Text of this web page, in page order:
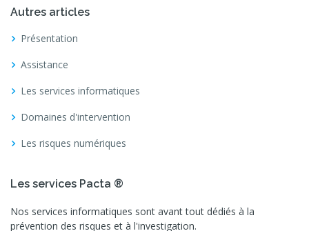
Autres articles
Présentation
Assistance
Les services informatiques
Domaines d'intervention
Les risques numériques
Les services Pacta ®
Nos services informatiques sont avant tout dédiés à la
prévention des risques et à l'investigation.